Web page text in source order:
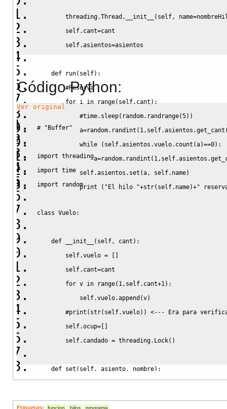
threading.Thread . __init__ ( self, name=
self. cant=cant
self.asientos=asientos
def run( self) :
#Reserva
for i in range( self. cant) :
#time.sleep(random.randrange(5))
a=random. randint ( 1, self.asientos .get_cant
while
( self.asientos .vuelo. count (a)==0) :
a=random. randint ( 1, self.asientos .
self.asientos . set (a, self. name)
print
( "El hilo "+str( self. name)+"
Código Python:
Ver original
# "Buffer"
import threading
import time
import
random
class Vuelo:
def __init__ ( self , cant ) :
self.vuelo = [ ]
self. cant=cant
for v in range( 1 , self. cant+1 ) :
self.vuelo.append (v)
#print(str(self.vuelo)) <--- Era para
self.ocup= [ ]
self. candado = threading. Lock( )
def set ( self , asiento , nombre) :
Etiquetas: funcion hilos programa